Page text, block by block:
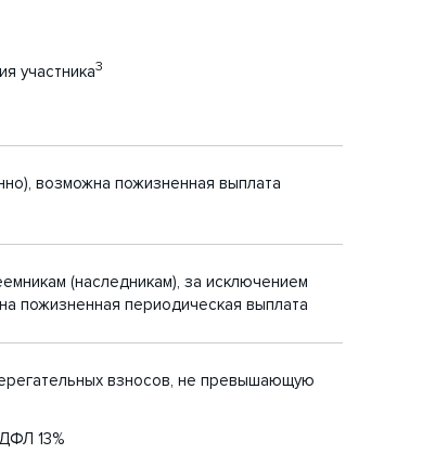
участника3
возможна пожизненная выплата
(наследникам), за исключением
пожизненная периодическая выплата
взносов, не превышающую
13%